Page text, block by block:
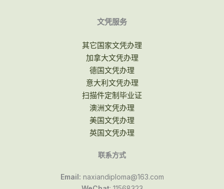
文凭服务
其它国家文凭办理
加拿大文凭办理
德国文凭办理
意大利文凭办理
扫描件定制毕业证
澳洲文凭办理
美国文凭办理
英国文凭办理
联系方式
Email: naxiandiploma@163.com